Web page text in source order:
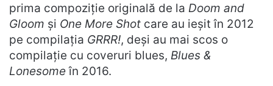
prima compoziție originală de la Doom and
Gloom și One More Shot care au ieșit în 2012
pe compilația GRRR!, deși au mai scos o
compilație cu coveruri blues, Blues &
Lonesomeîn 2016.